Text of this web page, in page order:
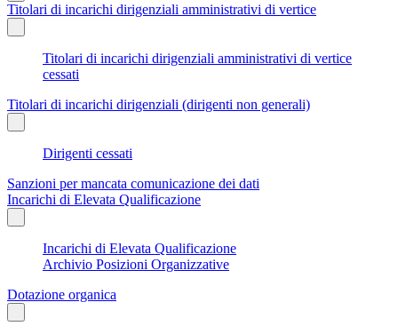
Titolari di incarichi dirigenziali amministrativi di vertice
Titolari di incarichi dirigenziali amministrativi di vertice
cessati
Titolari di incarichi dirigenziali (dirigenti non generali)
Dirigenti cessati
Sanzioni per mancata comunicazione dei dati
Incarichi di Elevata Qualificazione
Incarichi di Elevata Qualificazione
Archivio Posizioni Organizzative
Dotazione organica